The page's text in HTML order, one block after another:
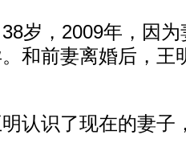
，2009年，因为
和前妻离婚后，王
识了现在的妻子